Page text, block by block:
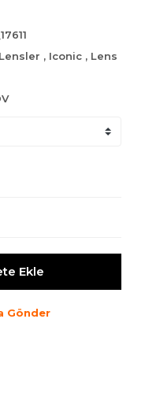
, Iconic , Lens
Ekle
Gönder